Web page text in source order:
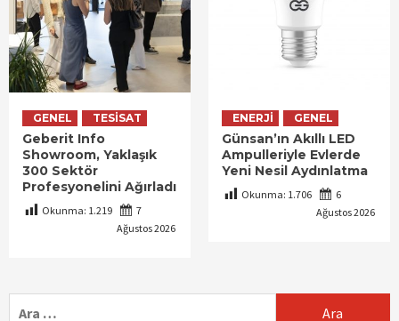
GENEL TESISAT
Geberit Info
Showroom, Yaklaşık
300 Sektör
Profesyonelini Ağırladı
Okunma: 1.219
7
Ağustos 2026
ENERJI GENEL
Günsan’ın Akıllı LED
Ampulleriyle Evlerde
Yeni Nesil Aydınlatma
Okunma: 1.706
6
Ağustos 2026